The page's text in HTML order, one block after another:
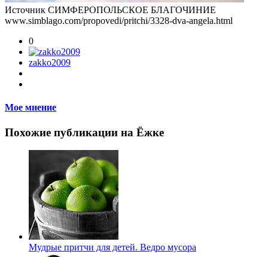
Источник СИМФЕРОПОЛЬСКОЕ БЛАГОЧИНИЕ
www.simblago.com/propovedi/pritchi/3328-dva-angela.html
0
zakko2009
Мое мнение
Похожие публикации на Ёжке
Мудрые притчи для детей. Ведро мусора